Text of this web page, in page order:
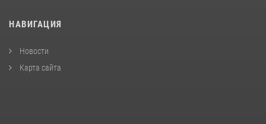
НАВИГАЦИЯ
Новости
Карта сайта